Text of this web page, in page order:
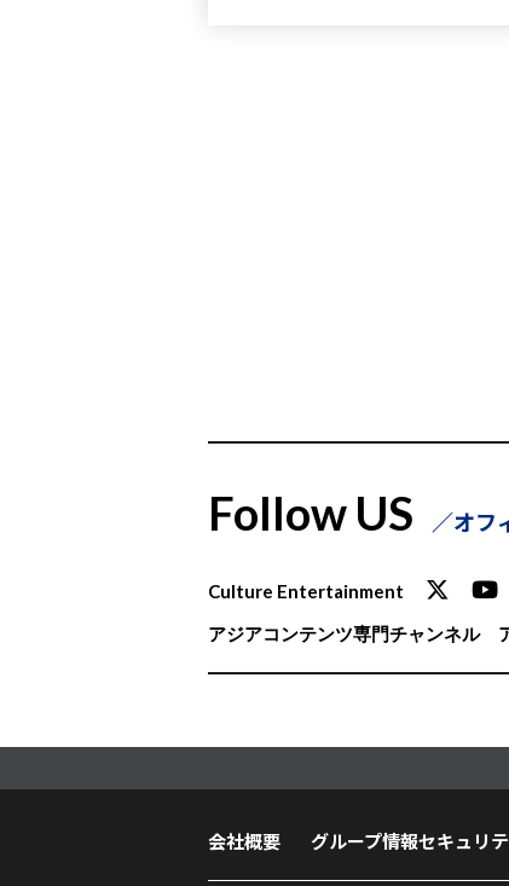
Follow US オフ
Culture Entertainment
アジアコンテンツ専門チャンネル
会社概要 グループ情報セキュリ